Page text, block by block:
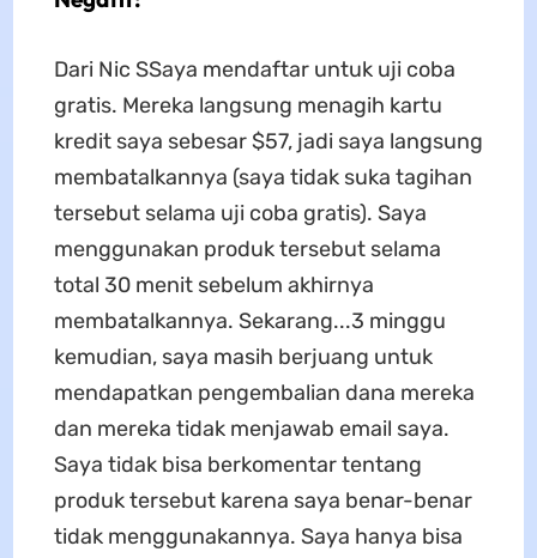
Dari Nic SSaya mendaftar untuk uji coba
gratis. Mereka langsung menagih kartu
kredit saya sebesar $57, jadi saya langsung
membatalkannya (saya tidak suka tagihan
tersebut selama uji coba gratis). Saya
menggunakan produk tersebut selama
total 30 menit sebelum akhirnya
membatalkannya. Sekarang...3 minggu
kemudian, saya masih berjuang untuk
mendapatkan pengembalian dana mereka
dan mereka tidak menjawab email saya.
Saya tidak bisa berkomentar tentang
produk tersebut karena saya benar-benar
tidak menggunakannya. Saya hanya bisa